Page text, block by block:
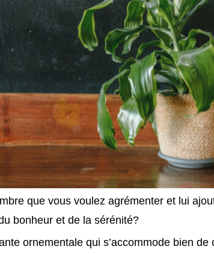
que vous voulez agrémenter et lui
bonheur et de la sérénité?
ornementale qui s’accommode bien de